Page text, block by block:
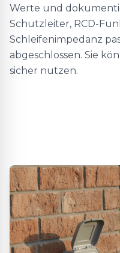
Werte und
Schutzleiter, RCD-
Schleifenimpedanz
abgeschlossen. Sie
sicher nutzen.